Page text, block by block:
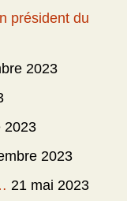
président du
2023
2023
2023
21 mai 2023